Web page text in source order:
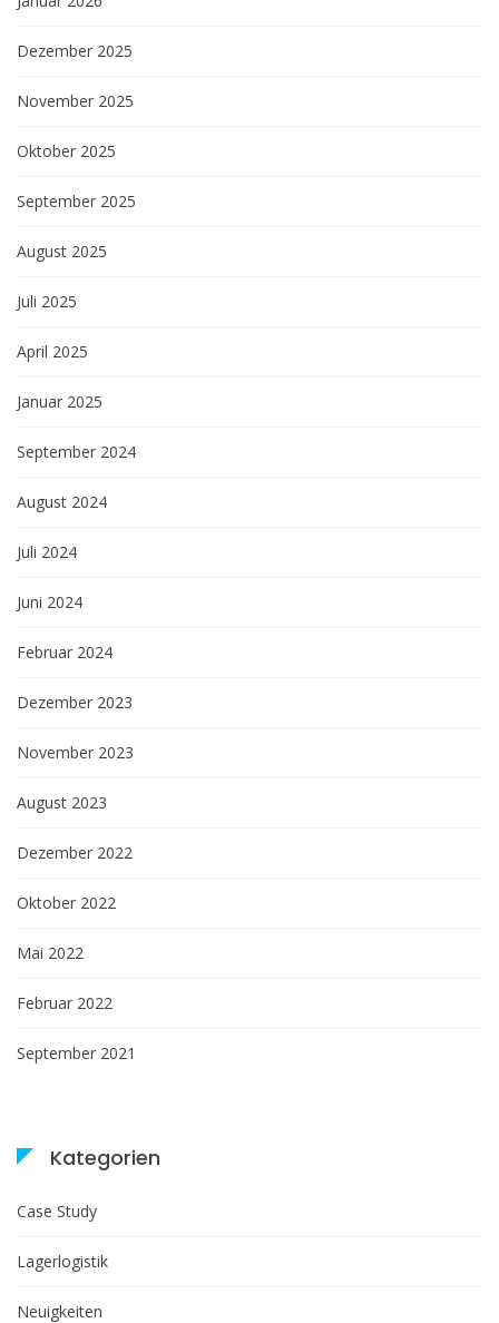
Dezember 2025
November 2025
Oktober 2025
September 2025
August 2025
Juli 2025
April 2025
Januar 2025
September 2024
August 2024
Juli 2024
Juni 2024
Februar 2024
Dezember 2023
November 2023
August 2023
Dezember 2022
Oktober 2022
Mai 2022
Februar 2022
September 2021
Kategorien
Case Study
Lagerlogistik
Neuigkeiten